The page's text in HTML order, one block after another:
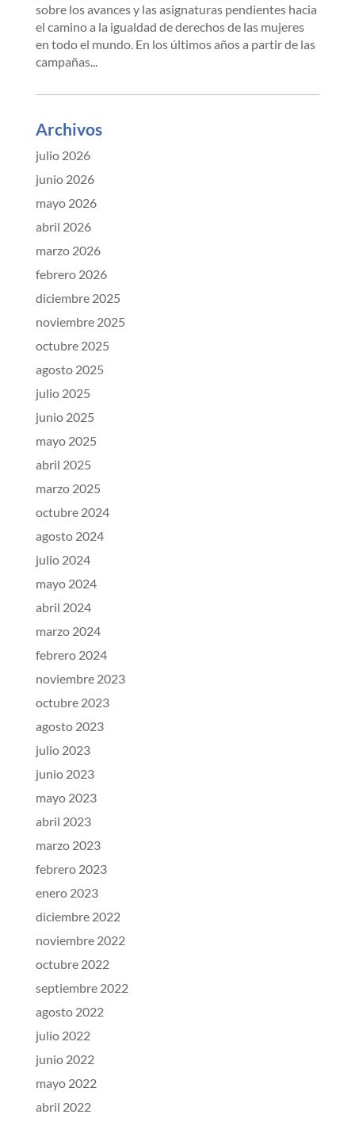
sobre los avances y las asignaturas pendientes hacia
el camino a la igualdad de derechos de las mujeres
en todo el mundo. En los últimos años a partir de las
campañas...
Archivos
julio 2026
junio 2026
mayo 2026
abril 2026
marzo 2026
febrero 2026
diciembre 2025
noviembre 2025
octubre 2025
agosto 2025
julio 2025
junio 2025
mayo 2025
abril 2025
marzo 2025
octubre 2024
agosto 2024
julio 2024
mayo 2024
abril 2024
marzo 2024
febrero 2024
noviembre 2023
octubre 2023
agosto 2023
julio 2023
junio 2023
mayo 2023
abril 2023
marzo 2023
febrero 2023
enero 2023
diciembre 2022
noviembre 2022
octubre 2022
septiembre 2022
agosto 2022
julio 2022
junio 2022
mayo 2022
abril 2022